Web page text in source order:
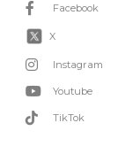
Facebook
X
Instagram
Youtube
TikTok